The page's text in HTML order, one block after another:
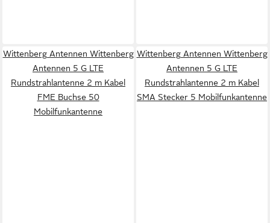
Wittenberg Antennen Wittenberg
Antennen 5 G LTE
Rundstrahlantenne 2 m Kabel
FME Buchse 50
Mobilfunkantenne
Wittenberg Antennen Wittenberg
Antennen 5 G LTE
Rundstrahlantenne 2 m Kabel
SMA Stecker 5 Mobilfunkantenne